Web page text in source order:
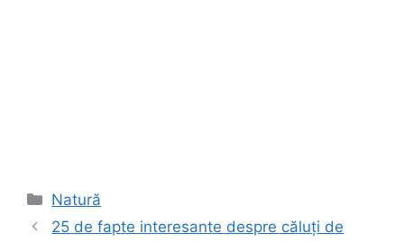
Categorii
Natură
25 de fapte interesante despre căluți de